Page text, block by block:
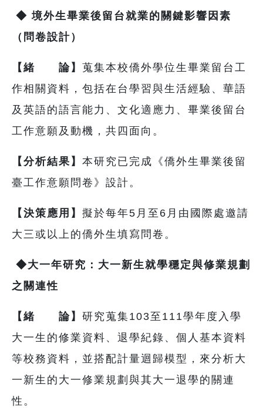
◆ 境外生畢業後留台就業的關鍵影響因素
（問卷設計）
【緒 論】 蒐集本校僑外學位生畢業留台工
作相關資料，包括在台學習與生活經驗、華語
及英語的語言能力、文化適應力、畢業後留台
工作意願及動機，共四面向。
【分析結果】 本研究已完成《僑外生畢業後留
臺工作意願問卷》設計。
【決策應用】 擬於每年5月至6月由國際處邀請
大三或以上的僑外生填寫問卷。
◆大一年研究：大一新生就學穩定與修業規劃
之關連性
【緒 論】 研究蒐集103至111學年度入學
大一生的修業資料、退學紀錄、個人基本資料
等校務資料，並搭配計量迴歸模型，來分析大
一新生的大一修業規劃與其大一退學的關連
性。